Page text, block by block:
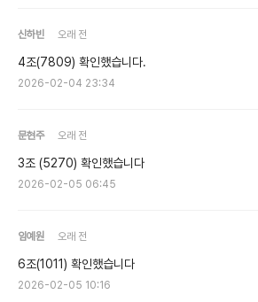
신하빈 오래 전
4조(7809) 확인했습니다.
2026-02-04 23:34
문현주 오래 전
3조 (5270) 확인했습니다
2026-02-05 06:45
임예원 오래 전
6조(1011) 확인했습니다
2026-02-05 10:16